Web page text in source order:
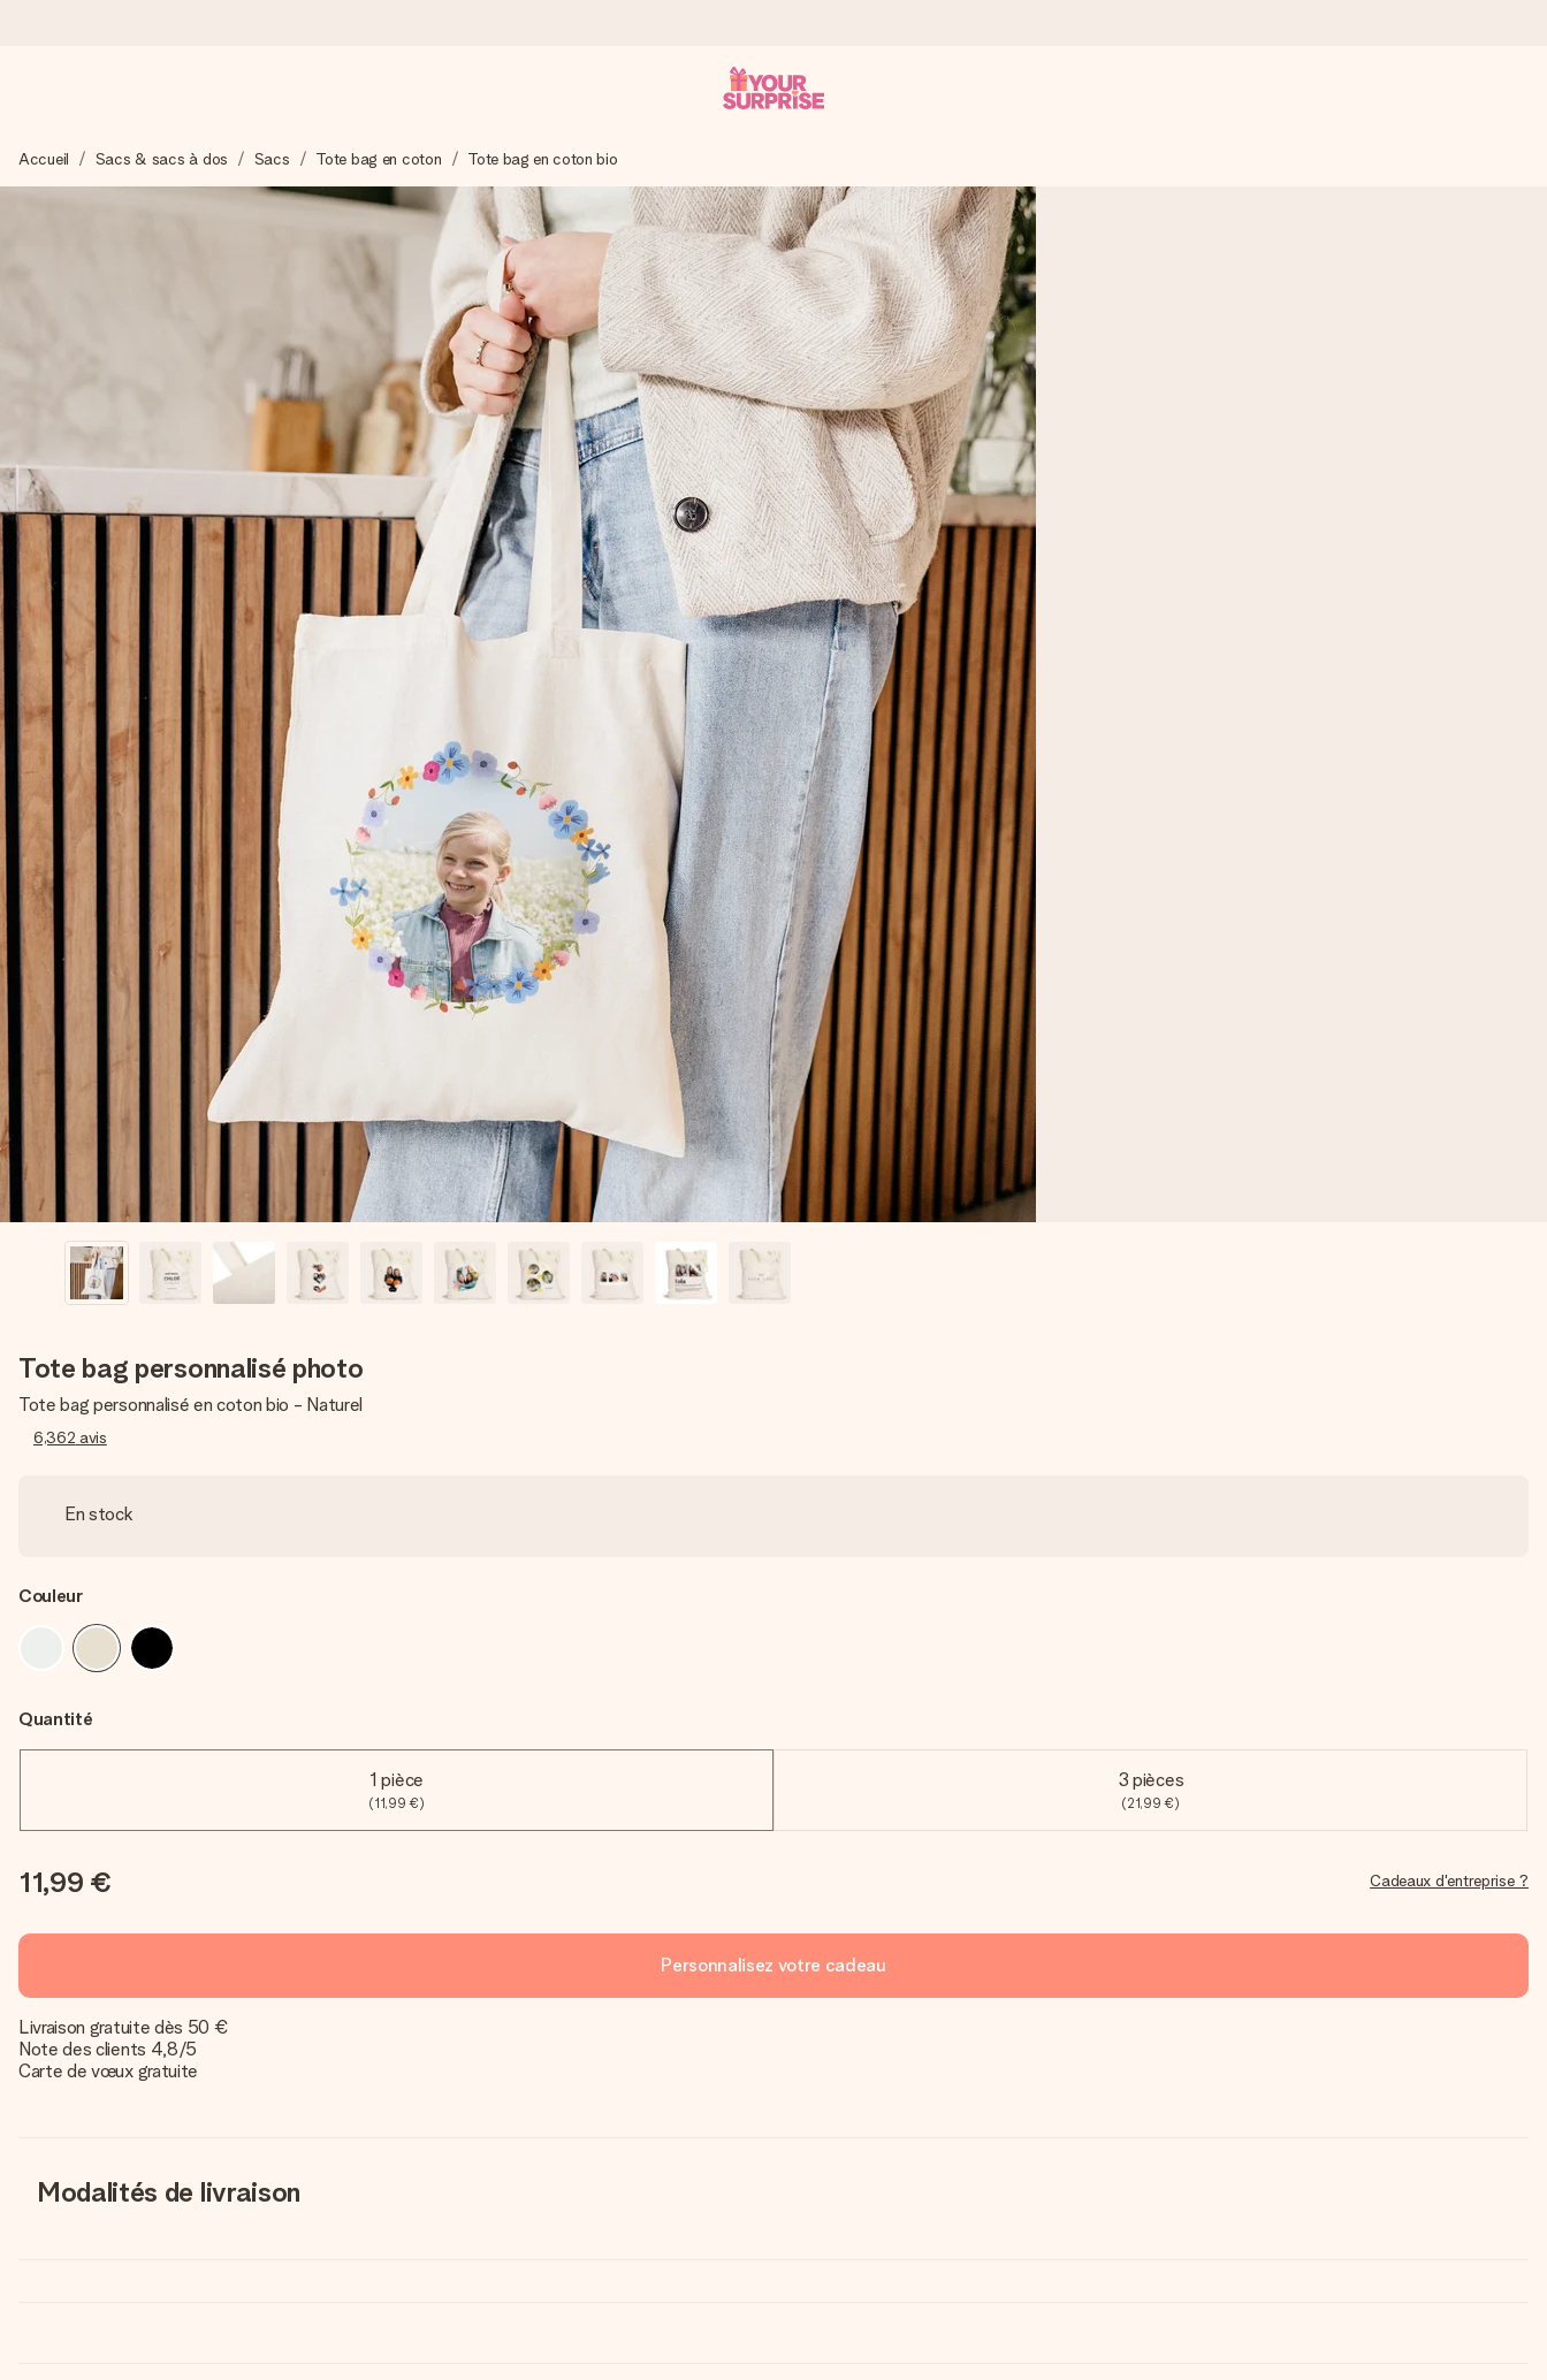
Nous préparons votre cadeau avec attention et l’envoyons en un éclair – pour que vous puissiez l’offrir au bon moment, quand cela compte le plus.
Nos cadeaux sont appréciés. Les clients nous attribuent une note de 4,8 sur Google Reviews (total de tous les pays où nous sommes présents).
Carte de vœux gratuite
Créez quelque chose d’unique en quelques étapes – avec son prénom, votre photo ou un message qui touche le cœur. Sans complications, juste tout l’amour pour le moment idéal.
Accueil Sacs & sacs à dos Sacs Tote bag en coton Tote bag en coton bio
Tote bag personnalisé photo
Tote bag personnalisé en coton bio - Naturel
6,362 avis
En stock
Couleur
Quantité
1 pièce
(11,99 €)
3 pièces
(21,99 €)
11,99 € Cadeaux d'entreprise ?
Personnalisez votre cadeau
Livraison gratuite dès 50 €
Note des clients 4,8/5
Carte de vœux gratuite
Modalités de livraison